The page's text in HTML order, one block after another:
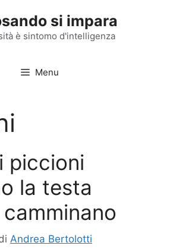
si impara
è sintomo d'intelligenza
Menu
piccioni
la testa
Andrea Bertolotti